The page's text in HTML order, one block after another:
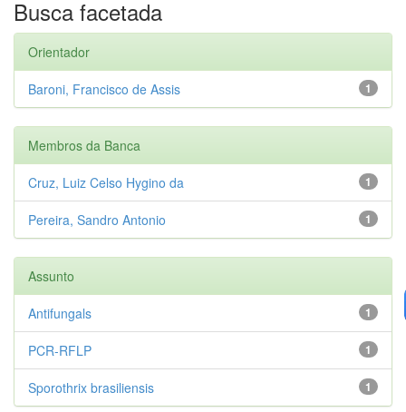
Busca facetada
Orientador
1
Baroni, Francisco de Assis
Membros da Banca
1
Cruz, Luiz Celso Hygino da
1
Pereira, Sandro Antonio
Assunto
1
Antifungals
1
PCR-RFLP
1
Sporothrix brasiliensis